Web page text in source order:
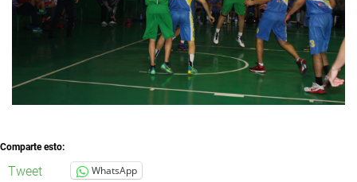
Comparte esto:
Tweet WhatsApp